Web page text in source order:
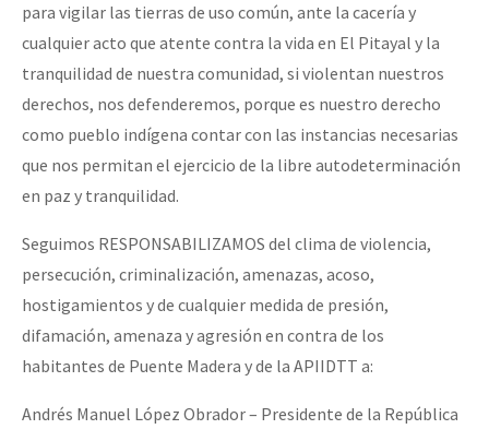
para vigilar las tierras de uso común, ante la cacería y
cualquier acto que atente contra la vida en El Pitayal y la
tranquilidad de nuestra comunidad, si violentan nuestros
derechos, nos defenderemos, porque es nuestro derecho
como pueblo indígena contar con las instancias necesarias
que nos permitan el ejercicio de la libre autodeterminación
en paz y tranquilidad.
Seguimos RESPONSABILIZAMOS del clima de violencia,
persecución, criminalización, amenazas, acoso,
hostigamientos y de cualquier medida de presión,
difamación, amenaza y agresión en contra de los
habitantes de Puente Madera y de la APIIDTT a:
Andrés Manuel López Obrador – Presidente de la República